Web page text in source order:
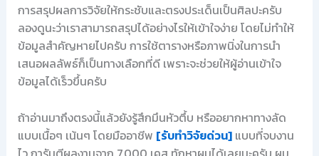
การสรุปผลการวิจัยให้กระชับและตรงประเด็นเป็นศิลปะครับ
ลองดูนะว่าเราสามารถสรุปได้อย่างไรให้เข้าใจง่าย โดยไม่ทำให้
ข้อมูลสำคัญหายไปครับ การใช้ตารางหรือภาพนิ่งในการนำ
เสนอผลลัพธ์ก็เป็นทางเลือกที่ดี เพราะจะช่วยให้ผู้อ่านเข้าใจ
ข้อมูลได้เร็วขึ้นครับ
ถ้าอ่านมาถึงตรงนี้แล้วยังรู้สึกมึนหัวตึ้บ หรืออยากหาทางลัด
แบบเนื้อๆ เน้นๆ โดยมืออาชีพ [รับทำวิจัยด่วน]แบบที่จบงาน